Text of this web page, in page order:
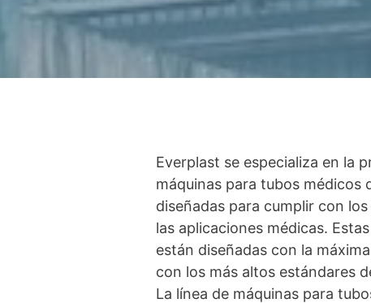
Everplast se especializa en la
máquinas para tubos médicos
diseñadas para cumplir con
las aplicaciones médicas.
están diseñadas con la
con los más altos estándares
La línea de máquinas para